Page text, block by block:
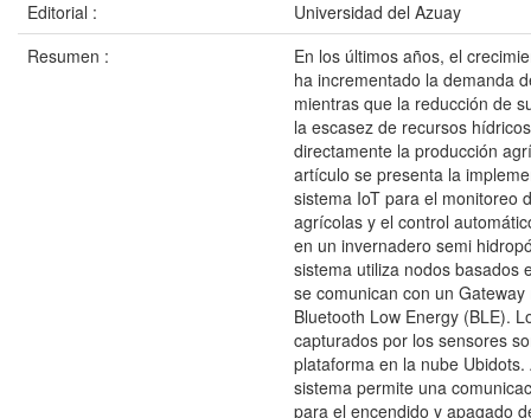
Editorial :
Universidad del Azuay
Resumen :
En los últimos años, el
ha incrementado la demanda
mientras que la reducción de
la escasez de recursos
directamente la producción
artículo se presenta la
sistema IoT para el monitoreo
agrícolas y el control
en un invernadero semi
sistema utiliza nodos basados
se comunican con un Gateway
Bluetooth Low Energy (BLE).
capturados por los sensores
plataforma en la nube Ubidots.
sistema permite una
para el encendido y apagado